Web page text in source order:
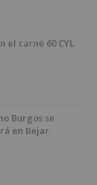
el carné 60 CYL
Burgos se
en Bejar